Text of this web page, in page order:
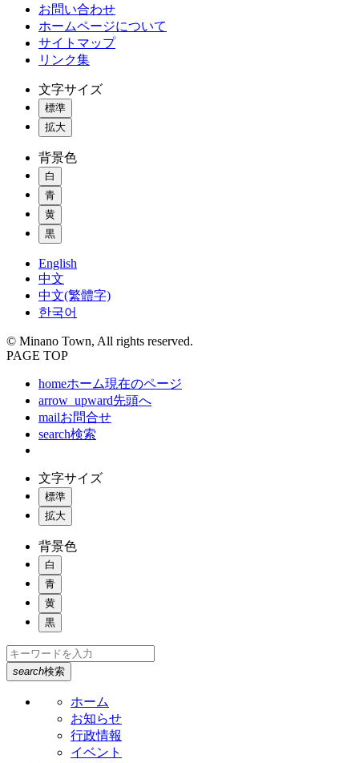
お問い合わせ
ホームページについて
サイトマップ
リンク集
文字サイズ
標準
拡大
背景色
白
青
黄
黒
English
中文
中文(繁體字)
한국어
© Minano Town, All rights reserved.
PAGE TOP
homeホーム現在のページ
arrow_upward先頭へ
mailお問合せ
search検索
文字サイズ
標準
拡大
背景色
白
青
黄
黒
search検索
ホーム
お知らせ
行政情報
イベント